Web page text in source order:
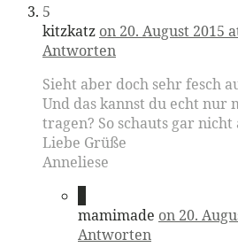
5
kitzkatz on 20. August 2015
Antworten
Sieht aber doch sehr fesch
Und das kannst du echt nur
tragen? So schauts gar nicht
Liebe Grüße
Anneliese
mamimade on 20.
Antworten